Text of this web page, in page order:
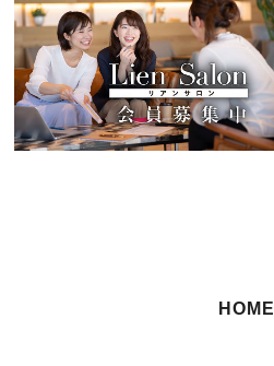
HOME